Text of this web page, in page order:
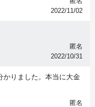
2022/11/02
匿名
2022/10/31
かりました。本当に大金
匿名